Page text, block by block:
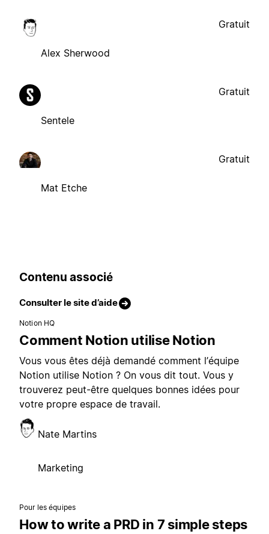
Alex Sherwood
Gratuit
Sentele
Gratuit
Mat Etche
Gratuit
Contenu associé
Consulter le site d’aide
Notion HQ
Comment Notion utilise Notion
Vous vous êtes déjà demandé comment l’équipe
Notion utilise Notion ? On vous dit tout. Vous y
trouverez peut-être quelques bonnes idées pour
votre propre espace de travail.
Nate Martins
Marketing
Pour les équipes
How to write a PRD in 7 simple steps